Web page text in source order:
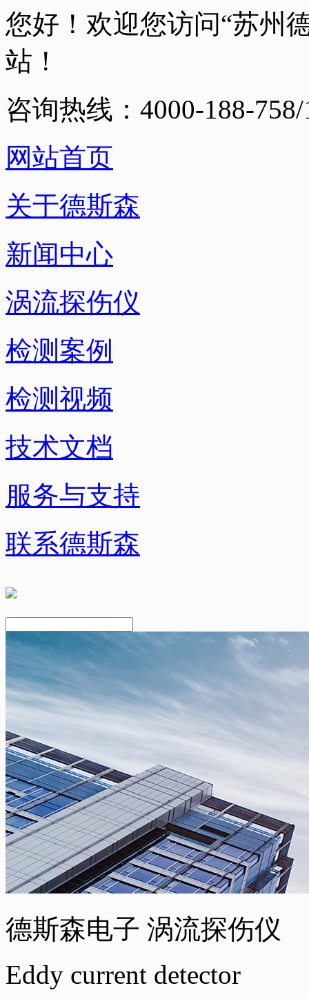
您好！欢迎您访问“苏州
站！
咨询热线：4000-188-758/
网站首页
关于德斯森
新闻中心
涡流探伤仪
检测案例
检测视频
技术文档
服务与支持
联系德斯森
德斯森电子 涡流探伤仪
Eddy current detector